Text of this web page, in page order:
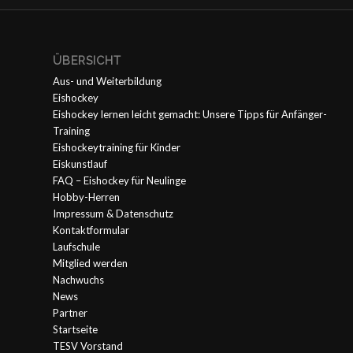
ÜBERSICHT
Aus- und Weiterbildung
Eishockey
Eishockey lernen leicht gemacht: Unsere Tipps für Anfänger-
Training
Eishockeytraining für Kinder
Eiskunstlauf
FAQ – Eishockey für Neulinge
Hobby-Herren
Impressum & Datenschutz
Kontaktformular
Laufschule
Mitglied werden
Nachwuchs
News
Partner
Startseite
TESV Vorstand